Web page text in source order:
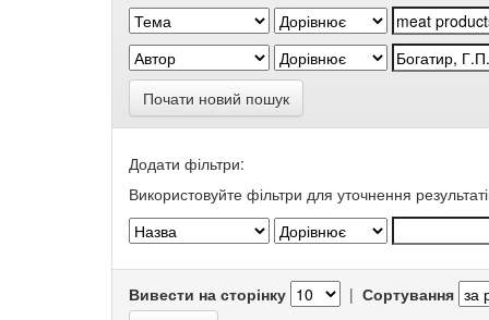
Почати новий пошук
Додати фільтри:
Використовуйте фільтри для уточнення
Вивести на сторінку | Сортування